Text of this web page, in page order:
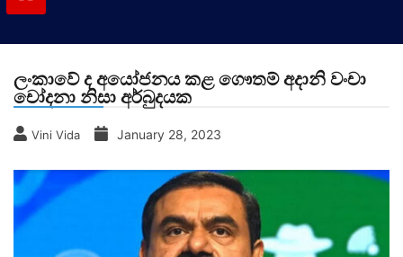
ලංකාවේ ද අයෝජනය කළ ගෞතම් අදානි වංචා
චෝදනා නිසා අර්බුදයක
Vini Vida January 28, 2023